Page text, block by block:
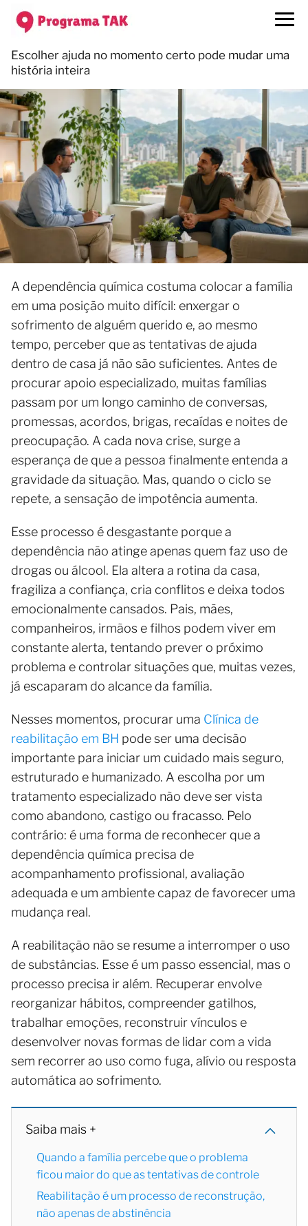
Escolher ajuda no momento certo pode mudar uma
história inteira
A dependência química costuma colocar a família
em uma posição muito difícil: enxergar o
sofrimento de alguém querido e, ao mesmo
tempo, perceber que as tentativas de ajuda
dentro de casa já não são suficientes. Antes de
procurar apoio especializado, muitas famílias
passam por um longo caminho de conversas,
promessas, acordos, brigas, recaídas e noites de
preocupação. A cada nova crise, surge a
esperança de que a pessoa finalmente entenda a
gravidade da situação. Mas, quando o ciclo se
repete, a sensação de impotência aumenta.
Esse processo é desgastante porque a
dependência não atinge apenas quem faz uso de
drogas ou álcool. Ela altera a rotina da casa,
fragiliza a confiança, cria conflitos e deixa todos
emocionalmente cansados. Pais, mães,
companheiros, irmãos e filhos podem viver em
constante alerta, tentando prever o próximo
problema e controlar situações que, muitas vezes,
já escaparam do alcance da família.
Nesses momentos, procurar uma Clínica de
reabilitação em BH pode ser uma decisão
importante para iniciar um cuidado mais seguro,
estruturado e humanizado. A escolha por um
tratamento especializado não deve ser vista
como abandono, castigo ou fracasso. Pelo
contrário: é uma forma de reconhecer que a
dependência química precisa de
acompanhamento profissional, avaliação
adequada e um ambiente capaz de favorecer uma
mudança real.
A reabilitação não se resume a interromper o uso
de substâncias. Esse é um passo essencial, mas o
processo precisa ir além. Recuperar envolve
reorganizar hábitos, compreender gatilhos,
trabalhar emoções, reconstruir vínculos e
desenvolver novas formas de lidar com a vida
sem recorrer ao uso como fuga, alívio ou resposta
automática ao sofrimento.
Saiba mais +
Quando a família percebe que o problema
ficou maior do que as tentativas de controle
Reabilitação é um processo de reconstrução,
não apenas de abstinência